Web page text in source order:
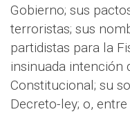
Gobierno; sus
terroristas; sus
partidistas para la
insinuada intención
Constitucional; su
Decreto-ley; o,